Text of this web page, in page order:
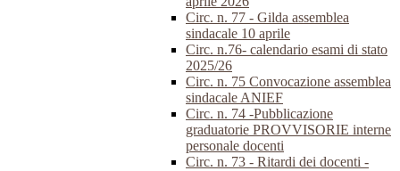
Circ. n. 77 - Gilda assemblea
sindacale 10 aprile
Circ. n.76- calendario esami di stato
2025/26
Circ. n. 75 Convocazione assemblea
sindacale ANIEF
Circ. n. 74 -Pubblicazione
graduatorie PROVVISORIE interne
personale docenti
Circ. n. 73 - Ritardi dei docenti -